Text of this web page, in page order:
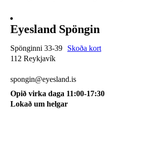
Eyesland Spöngin
Spönginni 33-39
Skoða kort
112 Reykjavík
spongin@eyesland.is
Opið virka daga 11:00-17:30
Lokað um helgar